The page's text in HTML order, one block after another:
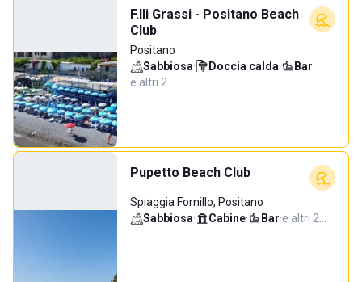
F.lli Grassi - Positano Beach
Club
Positano
Sabbiosa· Doccia calda· Bar·
e altri 2…
Pupetto Beach Club
Spiaggia Fornillo, Positano
Sabbiosa· Cabine· Bar·e altri 2…